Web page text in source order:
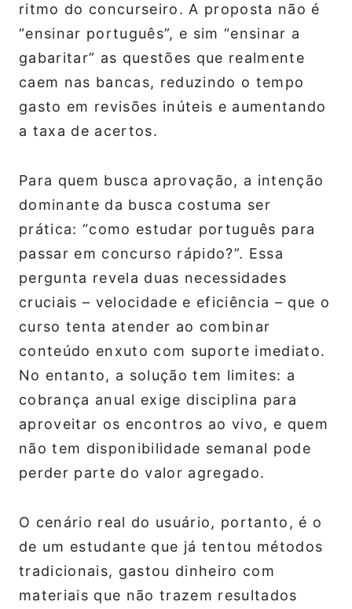
ritmo do concurseiro. A proposta não é
“ensinar português”, e sim “ensinar a
gabaritar” as questões que realmente
caem nas bancas, reduzindo o tempo
gasto em revisões inúteis e aumentando
a taxa de acertos.
Para quem busca aprovação, a intenção
dominante da busca costuma ser
prática: “como estudar português para
passar em concurso rápido?”. Essa
pergunta revela duas necessidades
cruciais – velocidade e eficiência – que o
curso tenta atender ao combinar
conteúdo enxuto com suporte imediato.
No entanto, a solução tem limites: a
cobrança anual exige disciplina para
aproveitar os encontros ao vivo, e quem
não tem disponibilidade semanal pode
perder parte do valor agregado.
O cenário real do usuário, portanto, é o
de um estudante que já tentou métodos
tradicionais, gastou dinheiro com
materiais que não trazem resultados